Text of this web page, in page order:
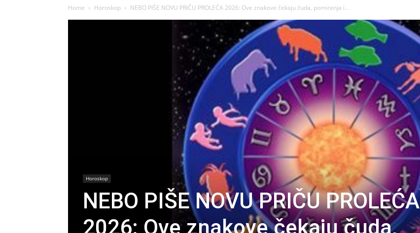
Home Horoskop NEBO PIŠE NOVU PRIČU PROLEĆA 2026: Ove znakove čekaju čuda, pomirenja i...
Horoskop
NEBO PIŠE NOVU PRIČU PROLEĆA
2026: Ove znakove čekaju čuda,